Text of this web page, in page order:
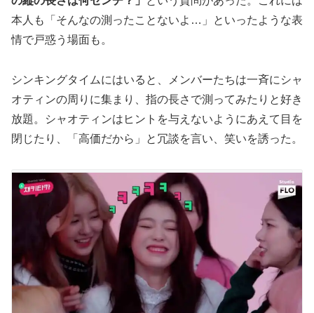
本人も「そんなの測ったことないよ…」といったような表
情で戸惑う場面も。
シンキングタイムにはいると、メンバーたちは一斉にシャ
オティンの周りに集まり、指の長さで測ってみたりと好き
放題。シャオティンはヒントを与えないようにあえて目を
閉じたり、「高価だから」と冗談を言い、笑いを誘った。